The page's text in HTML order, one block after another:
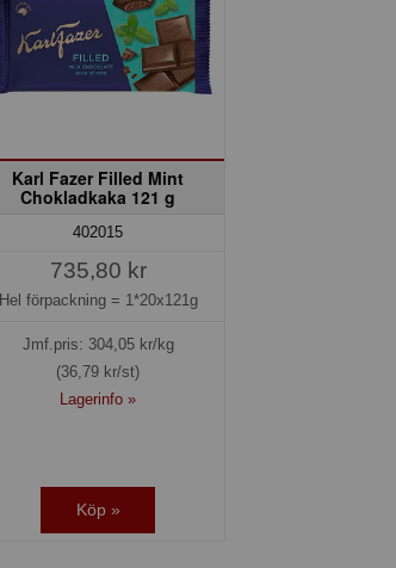
Karl Fazer Filled Mint
Chokladkaka 121 g
402015
735,80 kr
Hel förpackning = 1*20x121g
Jmf.pris: 304,05kr/kg
(36,79 kr/st)
Lagerinfo »
Köp »